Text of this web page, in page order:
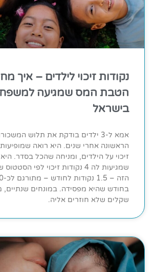
נקודות זיכוי לילדים – איך
הטבת המס שמגיעה
בישראל
אמא ל-3 ילדים בודקת את תלוש
זיכוי על הילדים, ומניחה שהכל בסדר.
שמגיעות לה 4 נקודות זיכוי לפי
שקלים שלא חוזרים אליה.